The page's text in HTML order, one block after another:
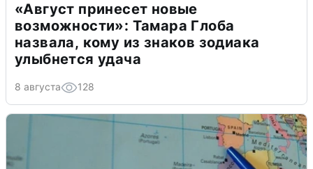
«Август принесет новые
возможности»: Тамара Глоба
назвала, кому из знаков зодиака
улыбнется удача
8 августа 128